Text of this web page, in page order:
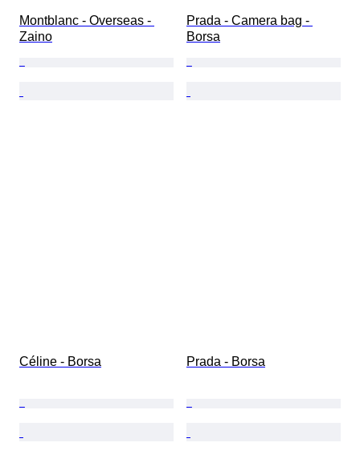
Montblanc - Overseas -
Zaino
Prada - Camera bag -
Borsa
Céline - Borsa Prada - Borsa